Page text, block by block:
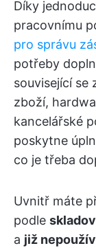
Díky
pracovnímu
pro správu
potřeby
související se
zboží,
kancelářské
poskytne
co je třeba
Uvnitř máte
podle
a již